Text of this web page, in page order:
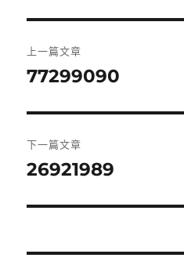
章
覽
上一篇文章
上
篇
文
章:
77299090
下一篇文章
下
篇
章:
26921989